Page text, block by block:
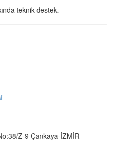
teknik destek.
Z-9 Çankaya-İZMİR